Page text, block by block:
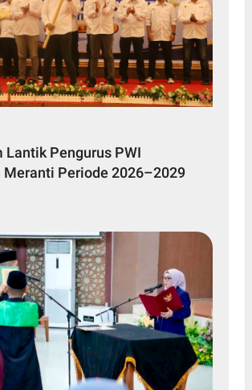
Lantik Pengurus PWI
Meranti Periode 2026–2029